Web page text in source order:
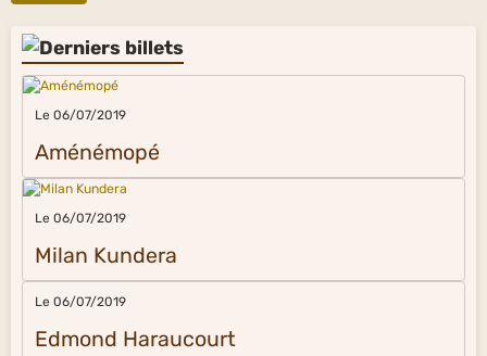
Le 06/07/2019
Aménémopé
Le 06/07/2019
Milan Kundera
Le 06/07/2019
Edmond Haraucourt